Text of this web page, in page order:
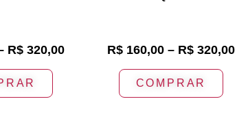
R$320,00 R$160,00 – R$320,00
COMPRAR